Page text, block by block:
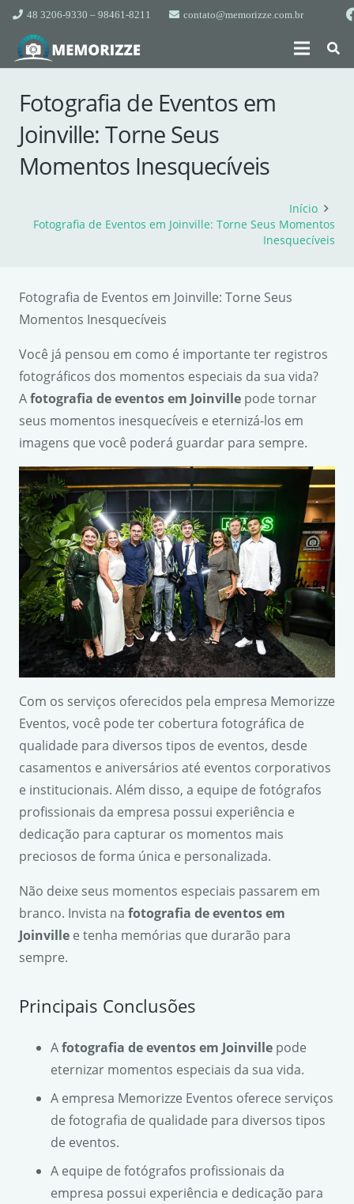
48 3206-9330 – 98461-8211 contato@memorizze.com.br
Fotografia de Eventos em
Joinville: Torne Seus
Momentos Inesquecíveis
Início
Fotografia de Eventos em Joinville: Torne Seus Momentos
Inesquecíveis
Fotografia de Eventos em Joinville: Torne Seus
Momentos Inesquecíveis
Você já pensou em como é importante ter registros
fotográficos dos momentos especiais da sua vida?
Afotografia de eventos em Joinville pode tornar
seus momentos inesquecíveis e eternizá-los em
imagens que você poderá guardar para sempre.
Com os serviços oferecidos pela empresa Memorizze
Eventos, você pode ter cobertura fotográfica de
qualidade para diversos tipos de eventos, desde
casamentos e aniversários até eventos corporativos
e institucionais. Além disso, a equipe de fotógrafos
profissionais da empresa possui experiência e
dedicação para capturar os momentos mais
preciosos de forma única e personalizada.
Não deixe seus momentos especiais passarem em
branco. Invista na fotografia de eventos em
Joinville e tenha memórias que durarão para
sempre.
Principais Conclusões
Afotografia de eventos em Joinville pode
eternizar momentos especiais da sua vida.
A empresa Memorizze Eventos oferece serviços
de fotografia de qualidade para diversos tipos
de eventos.
A equipe de fotógrafos profissionais da
empresa possui experiência e dedicação para